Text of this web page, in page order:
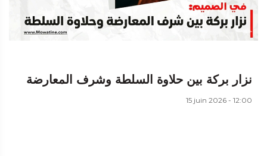
نزار بركة بين حلاوة السلطة وشرف المعارضة
15 juin 2026 - 12:00